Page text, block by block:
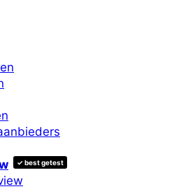
✓ best getest